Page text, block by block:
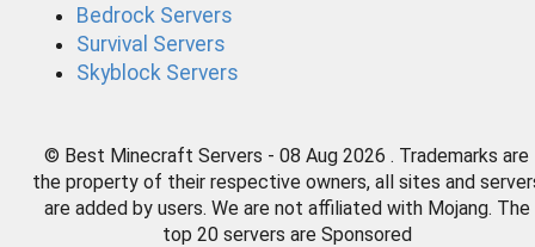
Bedrock Servers
Survival Servers
Skyblock Servers
© Best Minecraft Servers - 08 Aug 2026 . Trademarks are
the property of their respective owners, all sites and
are added by users. We are not affiliated with Mojang. The
top 20 servers are Sponsored